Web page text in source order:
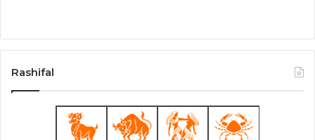
Rashifal